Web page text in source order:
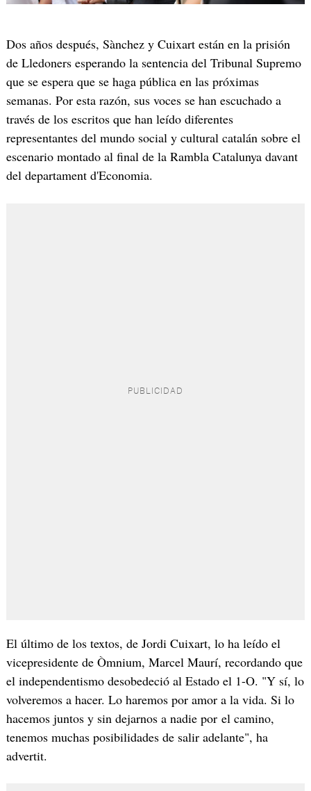
Dos años después, Sànchez y Cuixart están en la prisión
de Lledoners esperando la sentencia del Tribunal Supremo
que se espera que se haga pública en las próximas
semanas. Por esta razón, sus voces se han escuchado a
través de los escritos que han leído diferentes
representantes del mundo social y cultural catalán sobre el
escenario montado al final de la Rambla Catalunya davant
del departament d'Economia.
El último de los textos, de Jordi Cuixart, lo ha leído el
vicepresidente de Òmnium, Marcel Maurí, recordando que
el independentismo desobedeció al Estado el 1-O. "Y sí, lo
volveremos a hacer. Lo haremos por amor a la vida. Si lo
hacemos juntos y sin dejarnos a nadie por el camino,
tenemos muchas posibilidades de salir adelante", ha
advertit.